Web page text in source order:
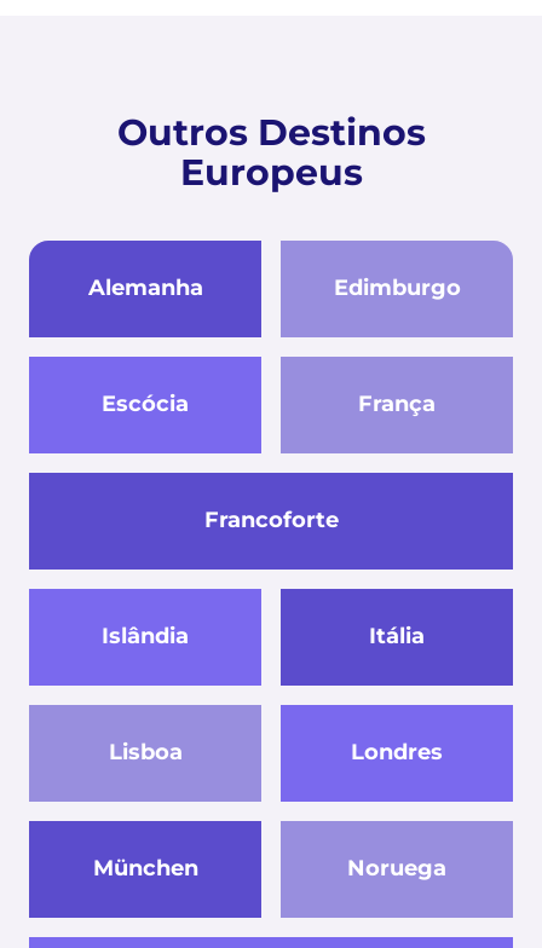
Outros Destinos
Europeus
Alemanha Edimburgo
Escócia
Francoforte
França
Islândia Itália
Lisboa Londres
München Noruega